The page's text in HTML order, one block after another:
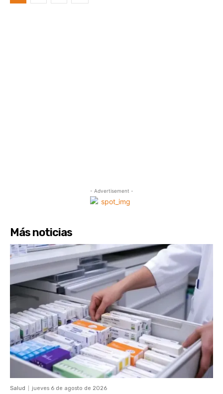
- Advertisement -
Más noticias
Salud jueves 6 de agosto de 2026